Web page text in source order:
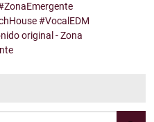
#VocalEDM
original - Zona